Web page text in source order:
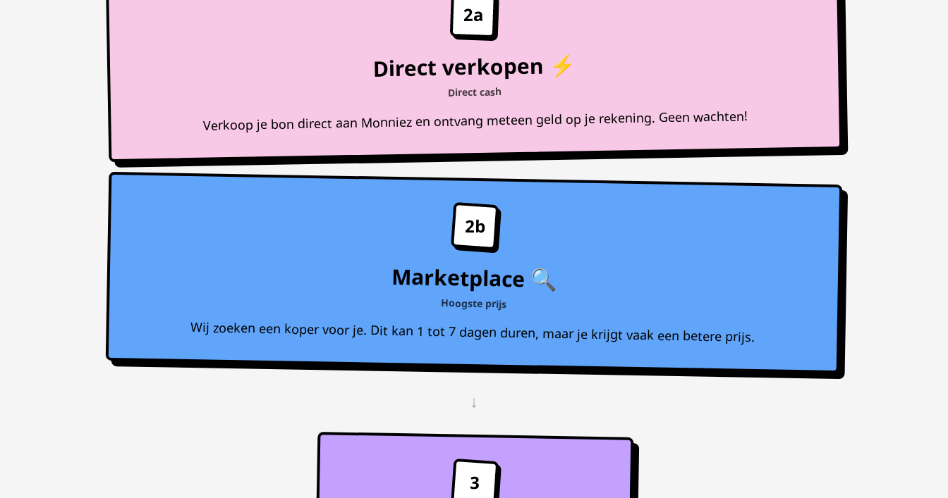
2a
Direct verkopen ⚡
Direct cash
Verkoop je bon direct aan Monniez en ontvang meteen geld op je rekening. Geen wachten!
2b
Marketplace 🔍
Hoogste prijs
Wij zoeken een koper voor je. Dit kan 1 tot 7 dagen duren, maar je krijgt vaak een betere prijs.
↓
3